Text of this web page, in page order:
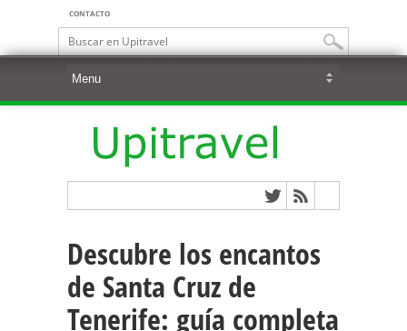
CONTACTO
Descubre los encantos
de Santa Cruz de
Tenerife: guía completa